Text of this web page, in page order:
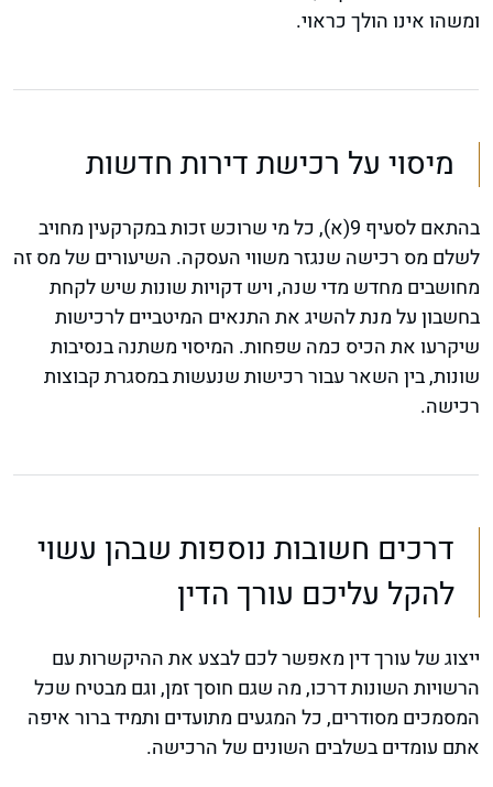
ומשהו אינו הולך כראוי.
מיסוי על רכישת דירות חדשות
בהתאם לסעיף 9(א), כל מי שרוכש זכות במקרקעין מחויב
לשלם מס רכישה שנגזר משווי העסקה. השיעורים של מס זה
מחושבים מחדש מדי שנה, ויש דקויות שונות שיש לקחת
בחשבון על מנת להשיג את התנאים המיטביים לרכישות
שיקרעו את הכיס כמה שפחות. המיסוי משתנה בנסיבות
שונות, בין השאר עבור רכישות שנעשות במסגרת קבוצות
רכישה.
דרכים חשובות נוספות שבהן עשוי
להקל עליכם עורך הדין
ייצוג של עורך דין מאפשר לכם לבצע את ההיקשרות עם
הרשויות השונות דרכו, מה שגם חוסך זמן, וגם מבטיח שכל
המסמכים מסודרים, כל המגעים מתועדים ותמיד ברור איפה
אתם עומדים בשלבים השונים של הרכישה.